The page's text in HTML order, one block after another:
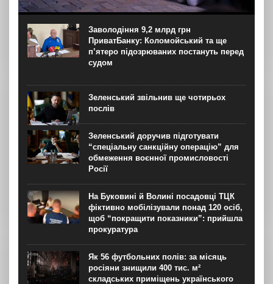
автор: Наталія Терамае 28 липня рідні вцілілих
“азовців” в Оленівці виступили із шокуючою заявою.
Мовляв, списки полонених у “бараці 200”, де стався
вибух, укладав полонений представник корпусу. Заява...
Заволодіння 9,2 млрд грн
ПриватБанку: Коломойський та ще
п’ятеро підозрюваних постануть перед
судом
Зеленський звільнив ще чотирьох
послів
Зеленський доручив підготувати
“спеціальну санкційну операцію” для
обмеження воєнної промисловості
Росії
На Буковині й Волині посадовці ТЦК
фіктивно мобілізували понад 120 осіб,
щоб “покращити показники”: прийшла
прокуратура
Як 56 футбольних полів: за місяць
росіяни знищили 400 тис. м²
складських приміщень українського